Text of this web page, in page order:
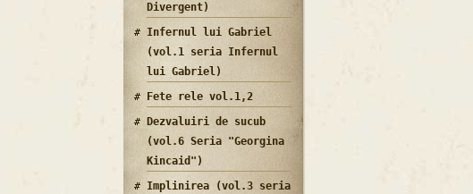
Divergent)
Infernul lui Gabriel
(vol.1 seria Infernul
lui Gabriel)
Fete rele vol.1,2
Dezvaluiri de sucub
(vol.6 Seria "Georgina
Kincaid")
Implinirea (vol.3 seria